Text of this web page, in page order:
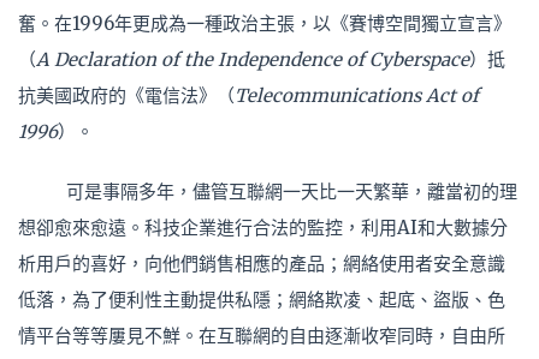
奮。在1996年更成為一種政治主張，以《賽博空間獨立宣言》
（A Declaration of the Independence of Cyberspace）抵
抗美國政府的《電信法》（Telecommunications Act of
1996）。
可是事隔多年，儘管互聯網一天比一天繁華，離當初的理
想卻愈來愈遠。科技企業進行合法的監控，利用AI和大數據分
析用戶的喜好，向他們銷售相應的產品；網絡使用者安全意識
低落，為了便利性主動提供私隱；網絡欺凌、起底、盜版、色
情平台等等屢見不鮮。在互聯網的自由逐漸收窄同時，自由所